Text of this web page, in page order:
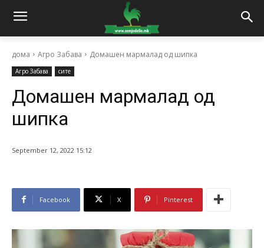
дома Агро Забава Домашен мармалад од шипка
Агро Забава сите
Домашен мармалад од
шипка
September 12, 2022 15:12
Facebook X Pinterest